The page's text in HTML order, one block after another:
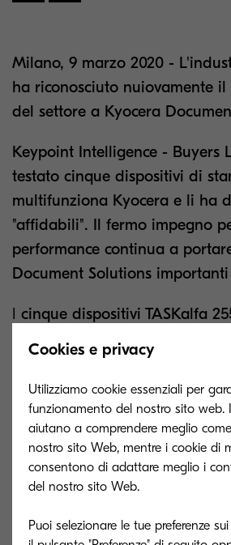
Milano, 9 marzo 2020 -
ha riconosciuto nuiovamente
del settore a Kyocera
Keypoint Intelligence - Buyers
testato cinque dispositivi di
multifunziona Kyocera e li ha
"affidabili". Il fermo impegno
performance continua a
Document Solutions
I cinque dispositivi TASKalfa
4053ci, 6003i e 6053ci
laboratorio americano di
Buyers Lab sono progettati per
quotidianamente l'uso reale dei
giornata lavorativa di otto ore
produzione di documenti di
modalità simplex e duplex e
nonchè ciclli on/off.
Cookies e privacy
Utilizziamo cookie essenziali per
funzionamento del nostro sito web.
aiutano a comprendere meglio
nostro sito Web, mentre i cookie di
consentono di adattare meglio i
del nostro sito Web.
Puoi selezionare le tue preferenze